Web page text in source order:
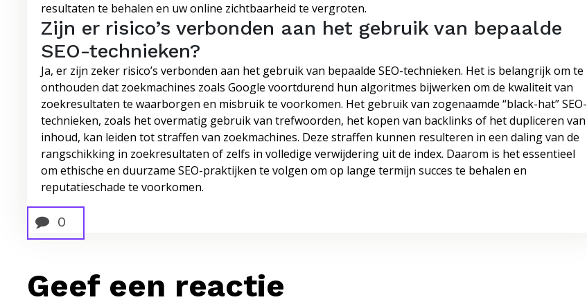
resultaten te behalen en uw online zichtbaarheid te vergroten.
Zijn er risico’s verbonden aan het gebruik van bepaalde
SEO-technieken?
Ja, er zijn zeker risico’s verbonden aan het gebruik van bepaalde SEO-technieken. Het is belangrijk om te
onthouden dat zoekmachines zoals Google voortdurend hun algoritmes bijwerken om de kwaliteit van
zoekresultaten te waarborgen en misbruik te voorkomen. Het gebruik van zogenaamde “black-hat” SEO-
technieken, zoals het overmatig gebruik van trefwoorden, het kopen van backlinks of het dupliceren van
inhoud, kan leiden tot straffen van zoekmachines. Deze straffen kunnen resulteren in een daling van de
rangschikking in zoekresultaten of zelfs in volledige verwijdering uit de index. Daarom is het essentieel
om ethische en duurzame SEO-praktijken te volgen om op lange termijn succes te behalen en
reputatieschade te voorkomen.
0
Geef een reactie